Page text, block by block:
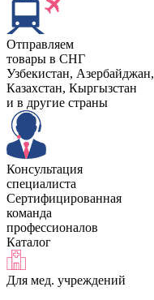
Отправляем
товары в СНГ
Узбекистан, Aзербайджан,
Казахстан, Кыргызстан
и в другие страны
Консультация
специалиста
Сертифицированная
команда
профессионалов
Каталог
Для мед. учреждений